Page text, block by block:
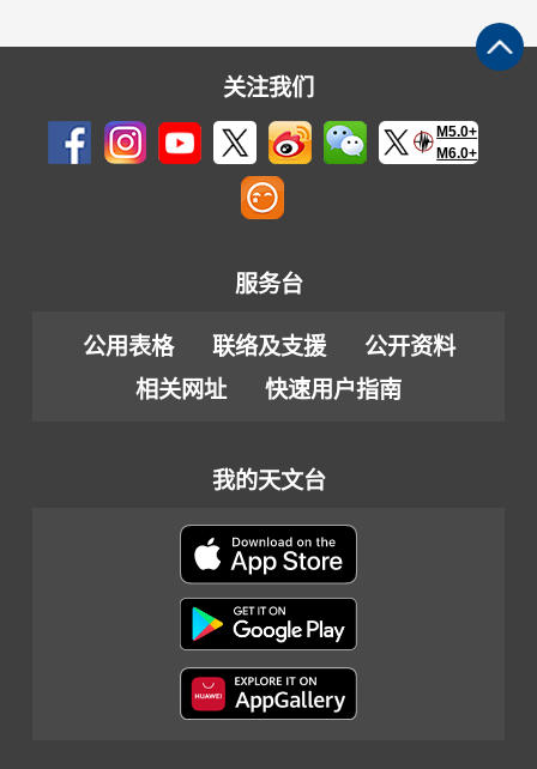
关注我们
M5.0+
M6.0+
服务台
公用表格 联络及支援
公开资料
相关网址
快速用户指南
我的天文台